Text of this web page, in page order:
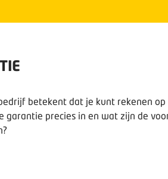
betekent dat je kunt rekenen
garantie precies in en wat zijn de